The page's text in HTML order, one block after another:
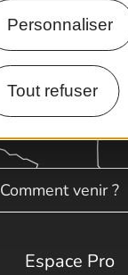
Personnaliser
Tout refuser
Comment venir ?
Espace Pro